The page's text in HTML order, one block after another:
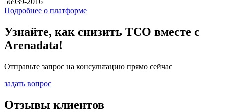
Подробнее о платформе
Узнайте, как снизить TCO вместе с
Arenadata!
Отправьте запрос на консультацию прямо сейчас
задать вопрос
Отзывы клиентов